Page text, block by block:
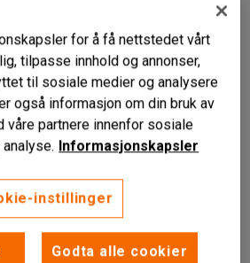
for å få nettstedet vårt
tilpasse innhold og annonser,
til sosiale medier og analysere
også informasjon om din bruk av
våre partnere innenfor sosiale
Informasjonskapsler
instillinger
Godta alle cookier